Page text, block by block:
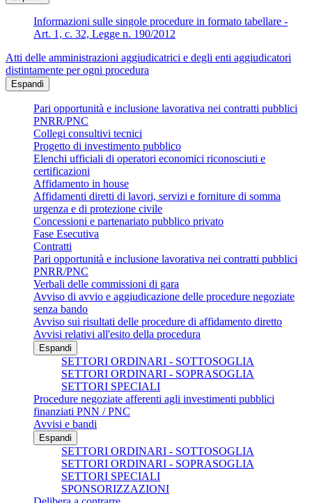
Informazioni sulle singole procedure in formato tabellare -
Art. 1, c. 32, Legge n. 190/2012
Atti delle amministrazioni aggiudicatrici e degli enti aggiudicatori
distintamente per ogni procedura
Espandi
Pari opportunità e inclusione lavorativa nei contratti pubblici
PNRR/PNC
Collegi consultivi tecnici
Progetto di investimento pubblico
Elenchi ufficiali di operatori economici riconosciuti e
certificazioni
Affidamento in house
Affidamenti diretti di lavori, servizi e forniture di somma
urgenza e di protezione civile
Concessioni e partenariato pubblico privato
Fase Esecutiva
Contratti
Pari opportunità e inclusione lavorativa nei contratti pubblici
PNRR/PNC
Verbali delle commissioni di gara
Avviso di avvio e aggiudicazione delle procedure negoziate
senza bando
Avviso sui risultati delle procedure di affidamento diretto
Avvisi relativi all'esito della procedura
Espandi
SETTORI ORDINARI - SOTTOSOGLIA
SETTORI ORDINARI - SOPRASOGLIA
SETTORI SPECIALI
Procedure negoziate afferenti agli investimenti pubblici
finanziati PNN / PNC
Avvisi e bandi
Espandi
SETTORI ORDINARI - SOTTOSOGLIA
SETTORI ORDINARI - SOPRASOGLIA
SETTORI SPECIALI
SPONSORIZZAZIONI